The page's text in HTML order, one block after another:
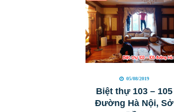
05/08/2019
Biệt thự 103 – 105
Đường Hà Nội, Sở